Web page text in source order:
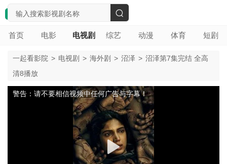
首页 电影 电视剧 综艺 动漫 体育 短剧
搜
一起看影院 > 电视剧 > 海外剧 > 沼泽 > 沼泽第7集完结 全高
清8播放
警告：请不要相信视频中任何广告与字幕！